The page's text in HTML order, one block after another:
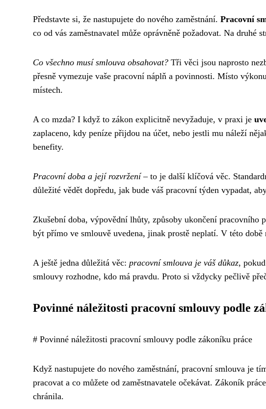
Představte si, že nastupujete do nového zaměstnání. Pracovní
co od vás zaměstnavatel může oprávněně požadovat. Na
Co všechno musí smlouva obsahovat? Tři věci jsou naprosto
přesně vymezuje vaše pracovní náplň a povinnosti. Místo
místech.
A co mzda? I když to zákon explicitně nevyžaduje, v praxi je
zaplaceno, kdy peníze přijdou na účet, nebo jestli mu náleží
benefity.
Pracovní doba a její rozvržení– to je další klíčová věc.
důležité vědět dopředu, jak bude váš pracovní týden vypadat,
Zkušební doba, výpovědní lhůty, způsoby ukončení pracovního
být přímo ve smlouvě uvedena, jinak prostě neplatí. V této
A ještě jedna důležitá věc: pracovní smlouva je váš důkaz,
smlouvy rozhodne, kdo má pravdu. Proto si vždycky pečlivě
Povinné náležitosti pracovní smlouvy podle
# Povinné náležitosti pracovní smlouvy podle zákoníku práce
Když nastupujete do nového zaměstnání, pracovní smlouva je
pracovat a co můžete od zaměstnavatele očekávat. Zákoník
chránila.